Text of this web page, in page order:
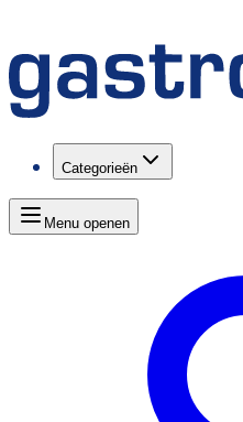
Categorieën
Menu openen